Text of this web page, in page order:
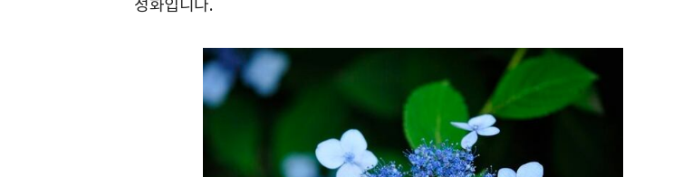
성화입니다.